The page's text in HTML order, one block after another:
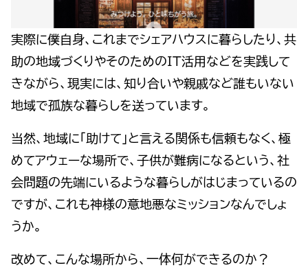
実際に僕自身、これまでシェアハウスに暮らしたり、共
助の地域づくりやそのためのIT活用などを実践して
きながら、現実には、知り合いや親戚など誰もいない
地域で孤族な暮らしを送っています。
当然、地域に「助けて」と言える関係も信頼もなく、極
めてアウェーな場所で、子供が難病になるという、社
会問題の先端にいるような暮らしがはじまっているの
ですが、これも神様の意地悪なミッションなんでしょ
うか。
改めて、こんな場所から、一体何ができるのか？